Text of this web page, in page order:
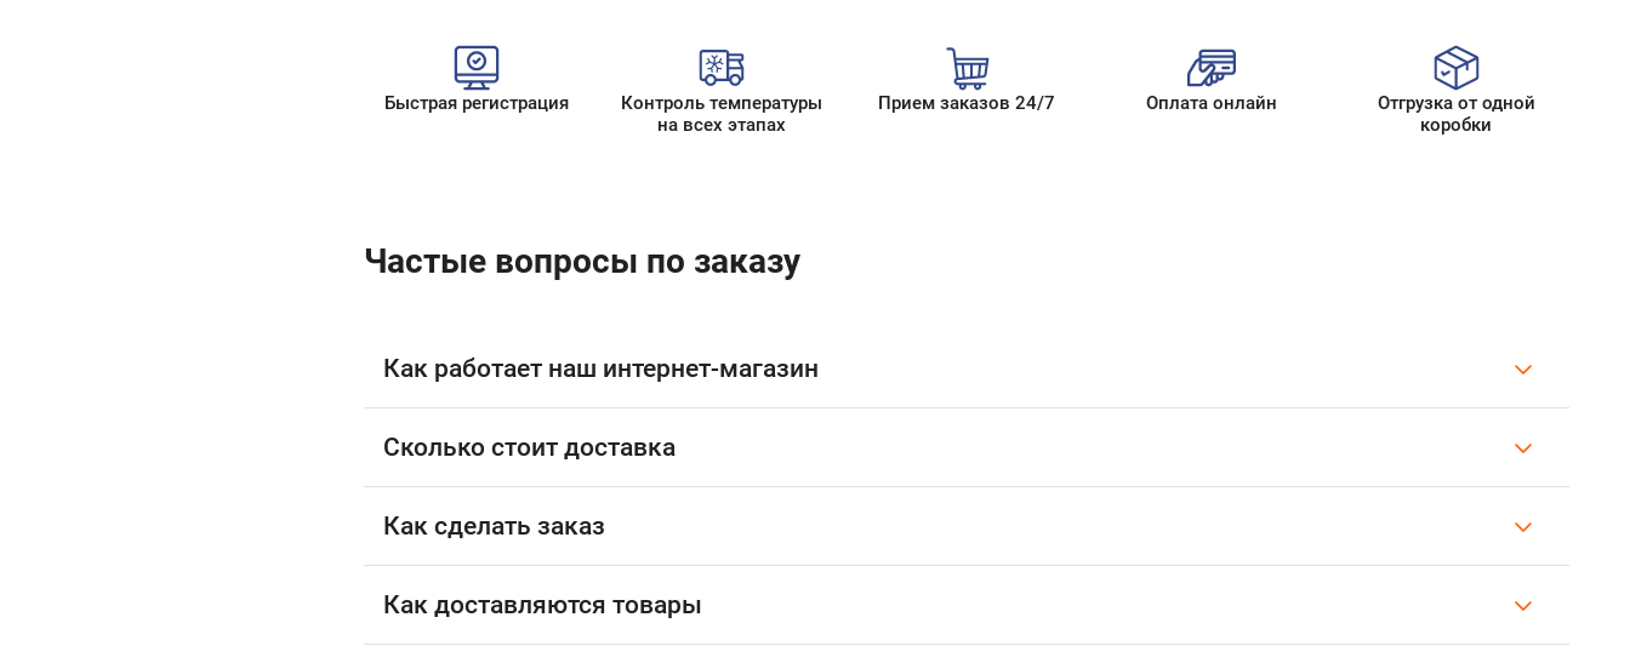
Быстрая регистрация
Контроль температуры
на всех этапах
Прием заказов 24/7 Оплата онлайн
Отгрузка от одной
коробки
Частые вопросы по заказу
Как работает наш интернет-магазин
Сколько стоит доставка
Как сделать заказ
Как доставляются товары